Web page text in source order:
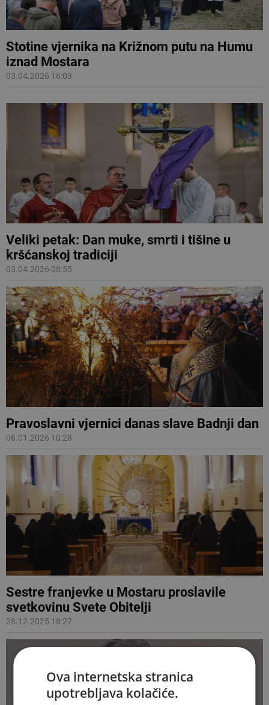
Stotine vjernika na Križnom putu na Humu
iznad Mostara
03.04.2026 16:03
Veliki petak: Dan muke, smrti i tišine u
kršćanskoj tradiciji
03.04.2026 08:55
Pravoslavni vjernici danas slave Badnji dan
06.01.2026 10:28
Sestre franjevke u Mostaru proslavile
svetkovinu Svete Obitelji
28.12.2025 18:27
Ova internetska stranica
upotrebljava kolačiće.